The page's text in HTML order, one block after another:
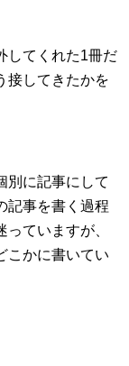
してくれた1冊だ
接してきたかを
別に記事にして
記事を書く過程
ていますが、
こかに書いてい